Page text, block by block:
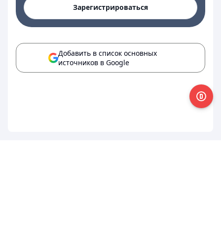
Зарегистрироваться
Добавить в список основных
источников в Google